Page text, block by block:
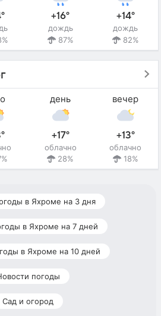
+16°
дождь
87%
+14°
дождь
82%
день
+17°
облачно
28%
вечер
+13°
облачно
18%
в Яхроме на 3 дня
в Яхроме на 7 дней
в Яхроме на 10 дней
погоды
Сад и огород